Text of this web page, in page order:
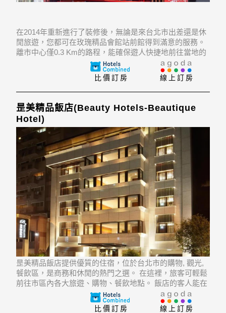
在2014年重新進行了裝修後，無論是來台北市出差還是休
閒旅遊，您都可在玫瑰精品會館站前館得到滿意的服務。
離市中心僅0.3 Km的路程，能確保遊人快捷地前往當地的
旅遊景點。 飯店位於台北國際藝術村, 新光三越台北南西
店, 台北當代藝術博物館的不遠處，遊客們在旅遊觀光時大
線上訂房
比價訂房
昰美精品飯店(Beauty Hotels-Beautique
Hotel)
昰美精品飯店提供優質的住宿，位於台北市的購物, 觀光,
餐飲區，是商務和休閒的熱門之選。 在這裡，旅客可輕鬆
前往市區內各大旅遊、購物、餐飲地點。 飯店的客人能在
遊覽Le Boudoir, 台北兒童藝術博物館, Tianmu Marketplace
等經典景點中愉悅身心。
線上訂房
比價訂房